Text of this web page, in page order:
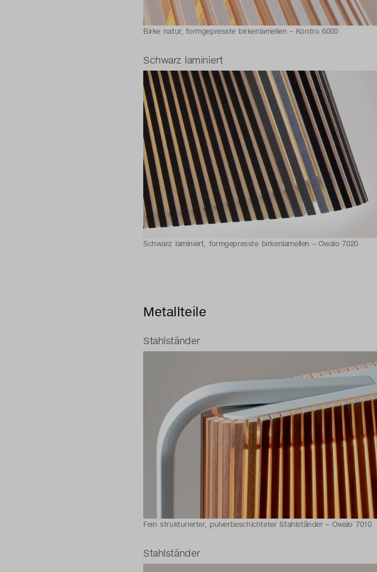
Birke natur, formgepresste birkenlamellen – Kontro 6000
Schwarz laminiert
Schwarz laminiert, formgepresste birkenlamellen – Owalo 7020
Metallteile
Stahlständer
Fein strukturierter, pulverbeschichteter Stahlständer – Owalo 7010
Stahlständer